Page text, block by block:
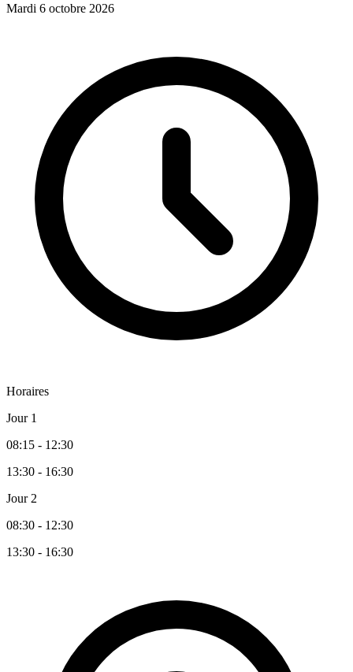
Mardi 6 octobre 2026
Horaires
Jour 1
08:15 - 12:30
13:30 - 16:30
Jour 2
08:30 - 12:30
13:30 - 16:30